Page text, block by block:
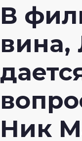
В
вина,
Ник